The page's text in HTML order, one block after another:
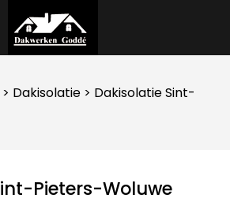
> Dakisolatie > Dakisolatie Sint-
Pieters-Woluwe